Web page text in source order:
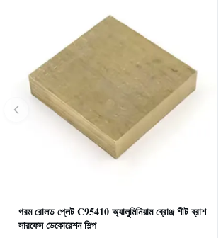
গরম রোলড প্লেট C95410 অ্যালুমিনিয়াম ব্রোঞ্জ শীট ব্রাশ
সারফেস ডেকোরেশন শিল্প